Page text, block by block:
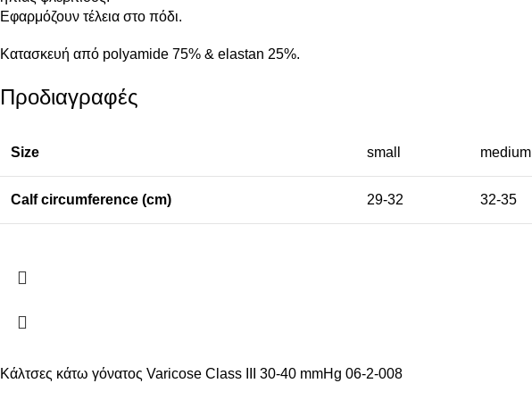
Εφαρμόζουν τέλεια στο πόδι.
Κατασκευή από polyamide 75% & elastan 25%.
Προδιαγραφές
Size small medium
Calf circumference (cm) 29-32 32-35
Κάλτσες κάτω γόνατος Varicose Class III 30-40 mmHg 06-2-008